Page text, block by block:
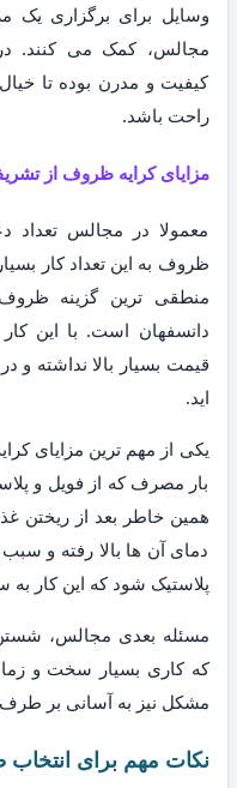
وسایل برای برگزاری یک
مجالس، کمک می کنند. در
کیفیت و مدرن بوده تا
راحت باشد.
مزایای کرایه ظروف از
معمولا در مجالس تعداد
ظروف به این تعداد کار
منطقی ترین گزینه
دانسفهان است. با این
قیمت بسیار بالا نداشته و
اید.
یکی از مهم ترین مزایای
بار مصرف که از فویل و
همین خاطر بعد از ریختن
دمای آن ها بالا رفته و
پلاستیک شود که این کار
مسئله بعدی مجالس،
که کاری بسیار سخت و
مشکل نیز به آسانی بر
نکات مهم برای